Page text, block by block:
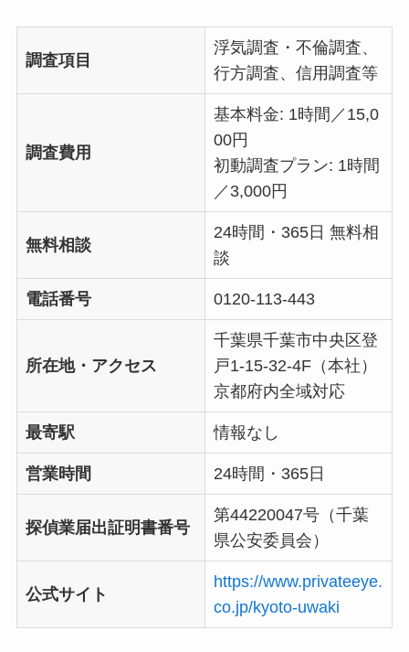
調査項目
浮気調査・不倫調査、
行方調査、信用調査等
調査費用
基本料金: 1時間／15,0
00円
初動調査プラン: 1時間
／3,000円
無料相談
24時間・365日 無料相
談
電話番号 0120-113-443
所在地・アクセス
千葉県千葉市中央区登
戸1-15-32-4F（本社）
京都府内全域対応
最寄駅 情報なし
営業時間 24時間・365日
探偵業届出証明書番号
第44220047号（千葉
県公安委員会）
公式サイト
https://www.privateeye.
co.jp/kyoto-uwaki